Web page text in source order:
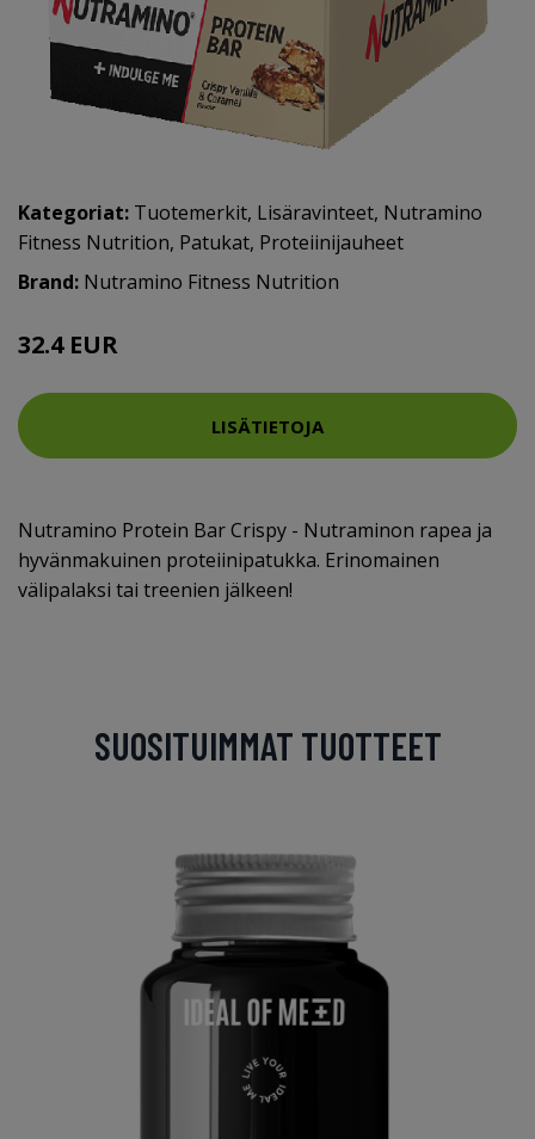
Kategoriat: Tuotemerkit, Lisäravinteet, Nutramino
Fitness Nutrition, Patukat, Proteiinijauheet
Brand: Nutramino Fitness Nutrition
32.4 EUR
LISÄTIETOJA
Nutramino Protein Bar Crispy - Nutraminon rapea ja
hyvänmakuinen proteiinipatukka. Erinomainen
välipalaksi tai treenien jälkeen!
SUOSITUIMMAT TUOTTEET